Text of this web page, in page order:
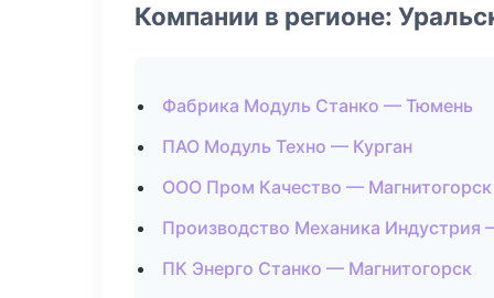
Компании в регионе:
Фабрика Модуль Станко — Тюмень
ПАО Модуль Техно — Курган
ООО Пром Качество — Магнитогорск
Производство Механика Индустрия
ПК Энерго Станко — Магнитогорск